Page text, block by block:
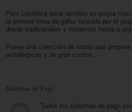
Pero Luxottica tiene también su propia
la primera línea de gafas lanzada por el
desde tradicionales y modernos hasta a
Posee una colección de titanio que propone
antialérgicas y de gran confort.
Sistemas de Pago
Todos los sistemas de pago